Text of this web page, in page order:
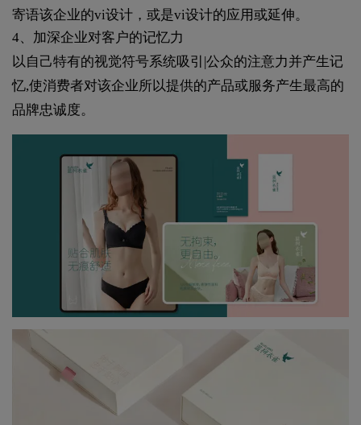
寄语该企业的vi设计，或是vi设计的应用或延伸。
4、加深企业对客户的记忆力
以自己特有的视觉符号系统吸引|公众的注意力并产生记
忆,使消费者对该企业所以提供的产品或服务产生最高的
品牌忠诚度。